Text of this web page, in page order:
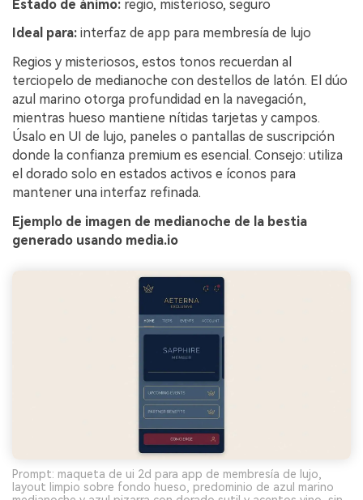
Estado de ánimo: regio, misterioso, seguro
Ideal para: interfaz de app para membresía de lujo
Regios y misteriosos, estos tonos recuerdan al
terciopelo de medianoche con destellos de latón. El dúo
azul marino otorga profundidad en la navegación,
mientras hueso mantiene nítidas tarjetas y campos.
Úsalo en UI de lujo, paneles o pantallas de suscripción
donde la confianza premium es esencial. Consejo: utiliza
el dorado solo en estados activos e íconos para
mantener una interfaz refinada.
Ejemplo de imagen de medianoche de la bestia
generado usando media.io
Prompt: maqueta de ui 2d para app de membresía de lujo,
layout limpio sobre fondo hueso, predominio de azul marino